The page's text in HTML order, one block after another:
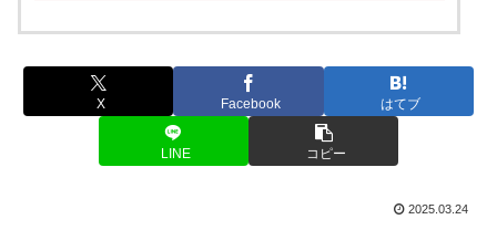
X Facebook はてブ
LINE コピー
2025.03.24